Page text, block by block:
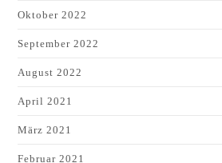
Oktober 2022
September 2022
August 2022
April 2021
März 2021
Februar 2021